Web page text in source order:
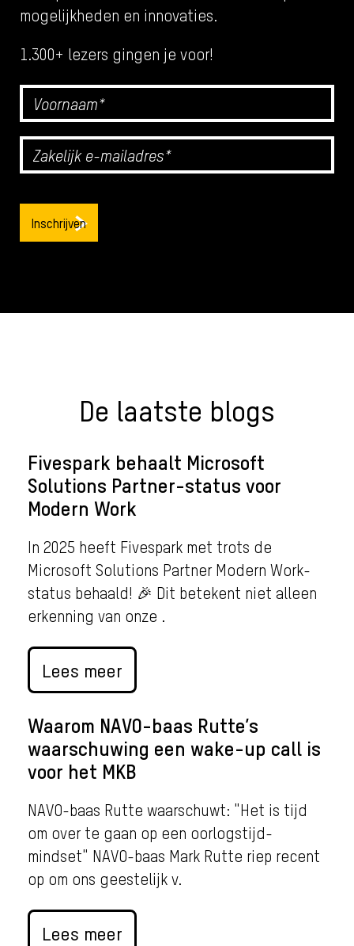
mogelijkheden en innovaties.
1.300+ lezers gingen je voor!
De laatste blogs
Fivespark behaalt Microsoft
Solutions Partner-status voor
Modern Work
In 2025 heeft Fivespark met trots de
Microsoft Solutions Partner Modern Work-
status behaald! 🎉 Dit betekent niet alleen
erkenning van onze .
Lees meer
Waarom NAVO-baas Rutte’s
waarschuwing een wake-up call is
voor het MKB
NAVO-baas Rutte waarschuwt: "Het is tijd
om over te gaan op een oorlogstijd-
mindset" NAVO-baas Mark Rutte riep recent
op om ons geestelijk v.
Lees meer